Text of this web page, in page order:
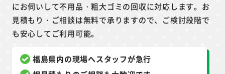
にお伺いして不用品・粗大ゴミの回収に対応します。お
見積もり・ご相談は無料で承りますので、ご検討段階で
も安心してご利用可能。
福島県内の現場へスタッフが急行